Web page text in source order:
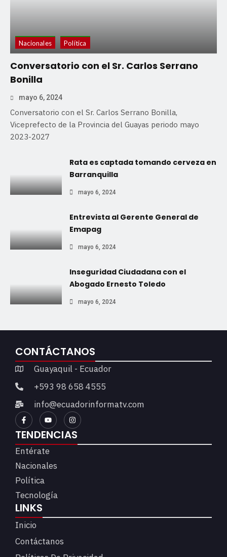
Nacionales Política
Conversatorio con el Sr. Carlos Serrano
Bonilla
mayo 6, 2024
Conversatorio con el Sr. Carlos Serrano Bonilla,
Viceprefecto de la Provincia del Guayas periodo mayo
2023-2027
Rata es captada tomando cerveza en
Barranquilla
mayo 6, 2024
Entrevista al Gerente General de
Emapag
mayo 6, 2024
Inseguridad Ciudadana con el
Abogado Ernesto Toledo
mayo 6, 2024
CONTÁCTANOS
Guayaquil - Ecuador
+593 98 658 4555
info@ecuadorinformatv.com
TENDENCIAS
Entérate
Nacionales
Política
Tecnología
LINKS
Inicio
Contáctanos